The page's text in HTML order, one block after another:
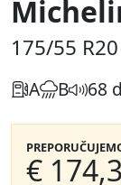
175/55 R20
A B 68
€